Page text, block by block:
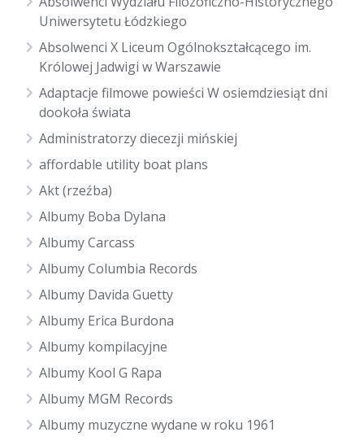
Uniwersytetu Łódzkiego
Absolwenci X Liceum Ogólnokształcącego im.
Królowej Jadwigi w Warszawie
Adaptacje filmowe powieści W osiemdziesiąt dni
dookoła świata
Administratorzy diecezji mińskiej
affordable utility boat plans
Akt (rzeźba)
Albumy Boba Dylana
Albumy Carcass
Albumy Columbia Records
Albumy Davida Guetty
Albumy Erica Burdona
Albumy kompilacyjne
Albumy Kool G Rapa
Albumy MGM Records
Albumy muzyczne wydane w roku 1961